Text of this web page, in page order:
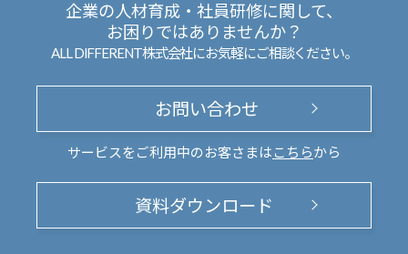
企業の人材育成・社員研修に関して、
お困りではありませんか？
ALL DIFFERENT株式会社にお気軽にご相談ください。
お問い合わせ
サービスをご利用中のお客さまは こちらから
資料ダウンロード